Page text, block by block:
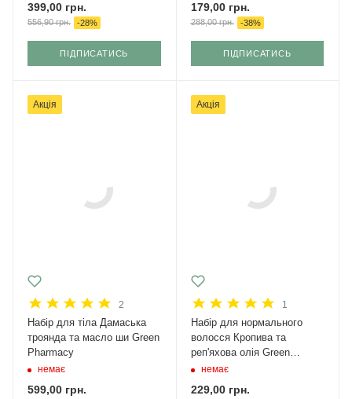
399,00 грн.
556,90грн. -28%
ПІДПИСАТИСЬ
179,00грн.
288,00грн. -38%
ПІДПИСАТИСЬ
Акція
2
Набір для тіла Дамаська
троянда та масло ши Green
Pharmacy
немає
599,00 грн.
Акція
1
Набір для нормального
волосся Кропива та
реп'яхова олія Green
Pharmacy
немає
229,00грн.